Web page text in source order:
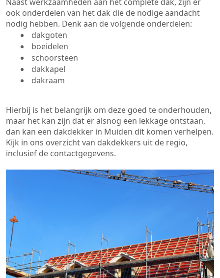
ook onderdelen van het dak die de nodige aandacht
nodig hebben. Denk aan de volgende onderdelen:
dakgoten
boeidelen
schoorsteen
dakkapel
dakraam
Hierbij is het belangrijk om deze goed te onderhouden,
maar het kan zijn dat er alsnog een lekkage ontstaan,
dan kan een dakdekker in Muiden dit komen verhelpen.
Kijk in ons overzicht van dakdekkers uit de regio,
inclusief de contactgegevens.